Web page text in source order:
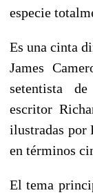
especie
Es una cinta
James
setentista
escritor
ilustradas por
en términos
El tema